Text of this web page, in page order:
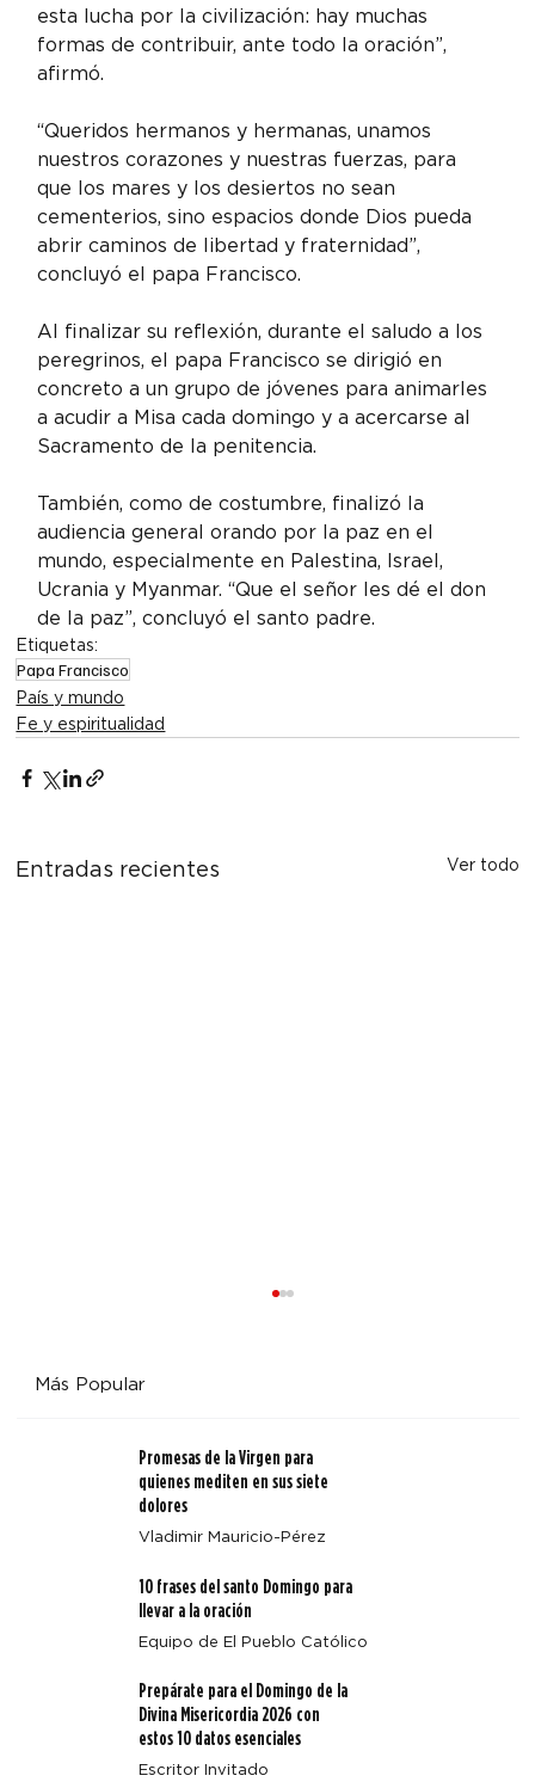
esta lucha por la civilización: hay muchas
formas de contribuir, ante todo la oración”,
afirmó.
“Queridos hermanos y hermanas, unamos
nuestros corazones y nuestras fuerzas, para
que los mares y los desiertos no sean
cementerios, sino espacios donde Dios pueda
abrir caminos de libertad y fraternidad”,
concluyó el papa Francisco.
Al finalizar su reflexión, durante el saludo a los
peregrinos, el papa Francisco se dirigió en
concreto a un grupo de jóvenes para animarles
a acudir a Misa cada domingo y a acercarse al
Sacramento de la penitencia.
También, como de costumbre, finalizó la
audiencia general orando por la paz en el
mundo, especialmente en Palestina, Israel,
Ucrania y Myanmar. “Que el señor les dé el don
de la paz”, concluyó el santo padre.
Etiquetas:
Papa Francisco
País y mundo
Fe y espiritualidad
Entradas recientes Ver todo
sirvieron a los vulnerables con valentía
Más Popular
Promesas de la Virgen para
quienes mediten en sus siete
dolores
Vladimir Mauricio-Pérez
10 frases del santo Domingo para
llevar a la oración
Equipo de El Pueblo Católico
Prepárate para el Domingo de la
Divina Misericordia 2026 con
estos 10 datos esenciales
Escritor Invitado